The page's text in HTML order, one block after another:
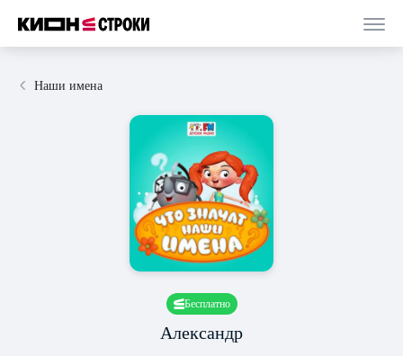
Наши имена
Бесплатно
Александр